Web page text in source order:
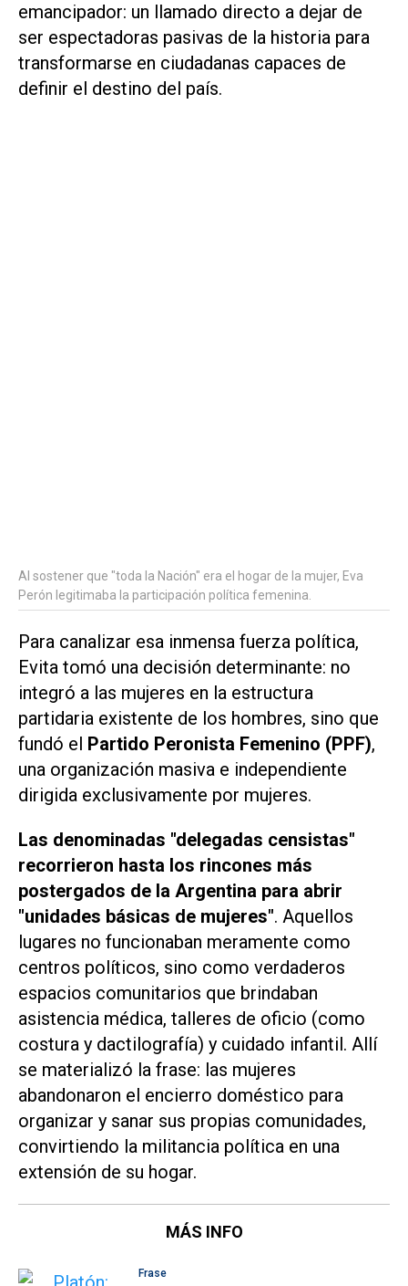
emancipador: un llamado directo a dejar de
ser espectadoras pasivas de la historia para
transformarse en ciudadanas capaces de
definir el destino del país.
Al sostener que "toda la Nación" era el hogar de la mujer, Eva
Perón legitimaba la participación política femenina.
Para canalizar esa inmensa fuerza política,
Evita tomó una decisión determinante: no
integró a las mujeres en la estructura
partidaria existente de los hombres, sino que
fundó el Partido Peronista Femenino (PPF),
una organización masiva e independiente
dirigida exclusivamente por mujeres.
Las denominadas "delegadas censistas"
recorrieron hasta los rincones más
postergados de la Argentina para abrir
"unidades básicas de mujeres". Aquellos
lugares no funcionaban meramente como
centros políticos, sino como verdaderos
espacios comunitarios que brindaban
asistencia médica, talleres de oficio (como
costura y dactilografía) y cuidado infantil. Allí
se materializó la frase: las mujeres
abandonaron el encierro doméstico para
organizar y sanar sus propias comunidades,
convirtiendo la militancia política en una
extensión de su hogar.
MÁS INFO
Frase